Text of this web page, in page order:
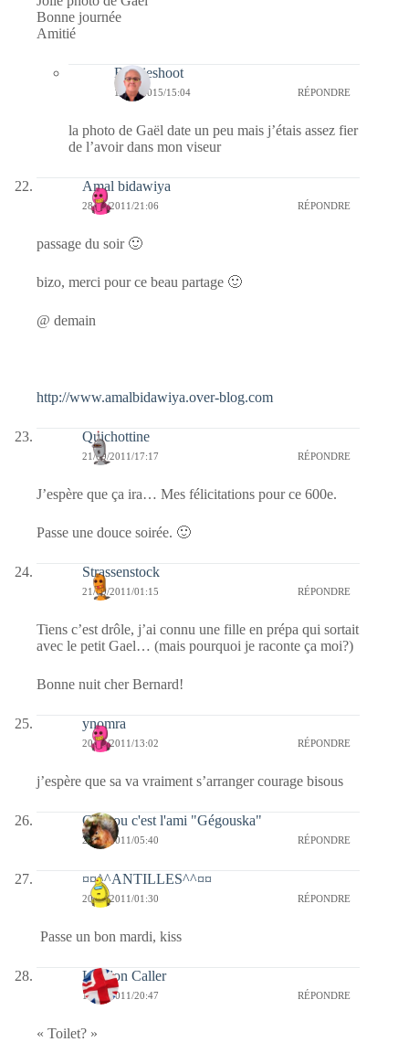
Bonne journée
Amitié
Bernieshoot
17/03/2015/15:04 RÉPONDRE
la photo de Gaël date un peu mais j’étais assez fier
de l’avoir dans mon viseur
Amal bidawiya
28/09/2011/21:06 RÉPONDRE
passage du soir 🙂
bizo, merci pour ce beau partage 🙂
@ demain
http://www.amalbidawiya.over-blog.com
Quichottine
21/09/2011/17:17 RÉPONDRE
J’espère que ça ira… Mes félicitations pour ce 600e.
Passe une douce soirée. 🙂
Strassenstock
21/09/2011/01:15 RÉPONDRE
Tiens c’est drôle, j’ai connu une fille en prépa qui sortait
avec le petit Gael… (mais pourquoi je raconte ça moi?)
Bonne nuit cher Bernard!
ynomra
20/09/2011/13:02 RÉPONDRE
j’espère que sa va vraiment s’arranger courage bisous
Coucou c'est l'ami "Gégouska"
20/09/2011/05:40 RÉPONDRE
¤¤^^ANTILLES^^¤¤
20/09/2011/01:30 RÉPONDRE
Passe un bon mardi, kiss
London Caller
19/09/2011/20:47 RÉPONDRE
« Toilet? »